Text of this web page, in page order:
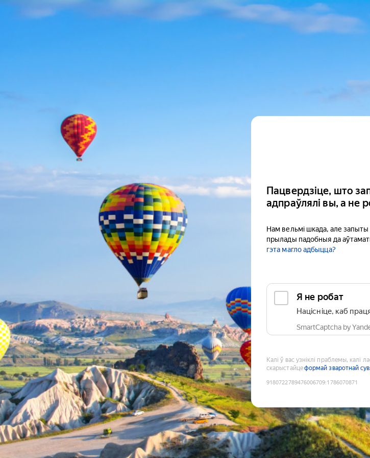
Пацвердзіце, што
адпраўлялі вы, а не
Нам вельмі шкада, але
прылады падобныя да
гэта магло адбыцца?
Я не робат
Націсніце, каб
SmartCaptcha by
Калі ў вас узніклі праблемы, калі
скарыстайцеформай зваротнай
9180722789476006709:1786070871